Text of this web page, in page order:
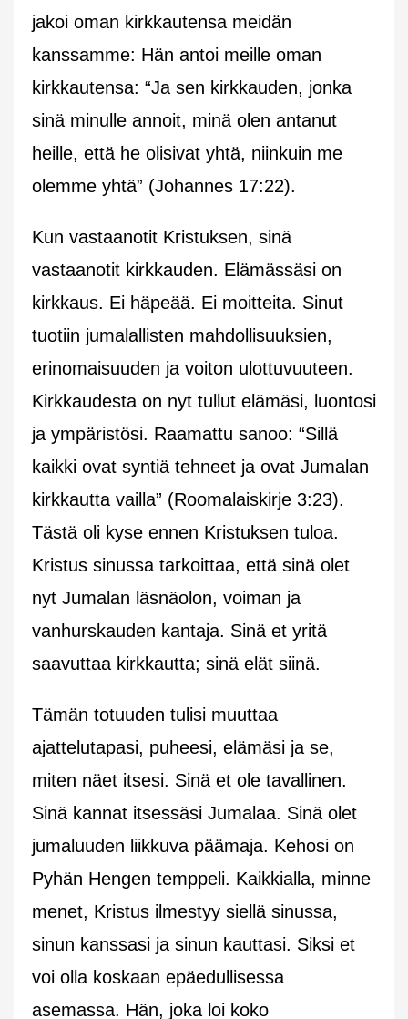
jakoi oman kirkkautensa meidän
kanssamme: Hän antoi meille oman
kirkkautensa: “Ja sen kirkkauden, jonka
sinä minulle annoit, minä olen antanut
heille, että he olisivat yhtä, niinkuin me
olemme yhtä” (Johannes 17:22).
Kun vastaanotit Kristuksen, sinä
vastaanotit kirkkauden. Elämässäsi on
kirkkaus. Ei häpeää. Ei moitteita. Sinut
tuotiin jumalallisten mahdollisuuksien,
erinomaisuuden ja voiton ulottuvuuteen.
Kirkkaudesta on nyt tullut elämäsi, luontosi
ja ympäristösi. Raamattu sanoo: “Sillä
kaikki ovat syntiä tehneet ja ovat Jumalan
kirkkautta vailla” (Roomalaiskirje 3:23).
Tästä oli kyse ennen Kristuksen tuloa.
Kristus sinussa tarkoittaa, että sinä olet
nyt Jumalan läsnäolon, voiman ja
vanhurskauden kantaja. Sinä et yritä
saavuttaa kirkkautta; sinä elät siinä.
Tämän totuuden tulisi muuttaa
ajattelutapasi, puheesi, elämäsi ja se,
miten näet itsesi. Sinä et ole tavallinen.
Sinä kannat itsessäsi Jumalaa. Sinä olet
jumaluuden liikkuva päämaja. Kehosi on
Pyhän Hengen temppeli. Kaikkialla, minne
menet, Kristus ilmestyy siellä sinussa,
sinun kanssasi ja sinun kauttasi. Siksi et
voi olla koskaan epäedullisessa
asemassa. Hän, joka loi koko